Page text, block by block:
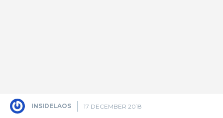
INSIDELAOS 17 DECEMBER 2018